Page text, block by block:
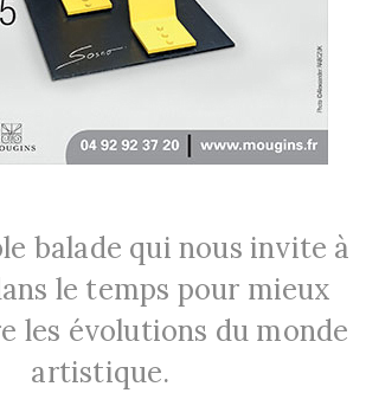
balade qui nous invite à
le temps pour mieux
les évolutions du monde
artistique.